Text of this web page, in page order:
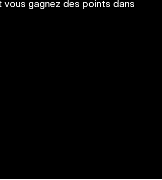
gagnez des points dans